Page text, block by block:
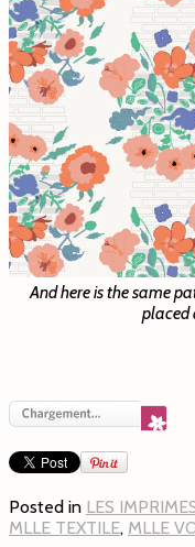
And here is the same
placed
Posted in LES
MLLE TEXTILE, MLLE